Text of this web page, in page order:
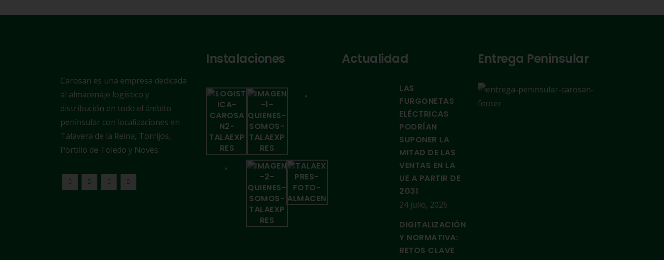
Carosan es una empresa dedicada
al almacenaje logístico y
distribución en todo el ámbito
penínsular con localizaciones en
Talavera de la Reina, Torrijos,
Portillo de Toledo y Novés.
Instalaciones Actualidad
LAS
FURGONETAS
ELÉCTRICAS
PODRÍAN
SUPONER LA
MITAD DE LAS
VENTAS EN LA
UE A PARTIR DE
2031
24 julio, 2026
DIGITALIZACIÓN
Y NORMATIVA:
RETOS CLAVE
Entrega Peninsular